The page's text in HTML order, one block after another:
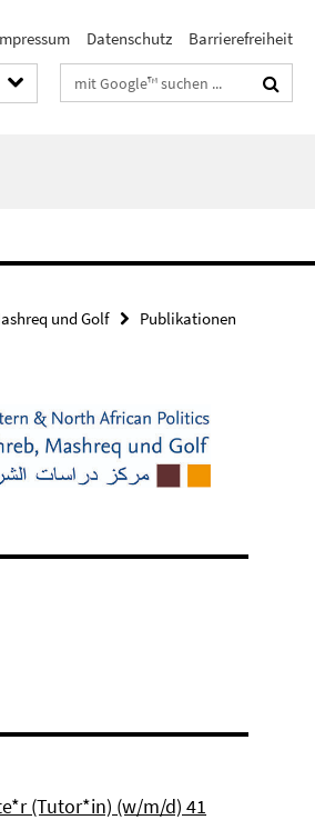
Datenschutz Barrierefreiheit
Suchbegriffe
und Golf
Publikationen
(Tutor*in) (w/m/d) 41